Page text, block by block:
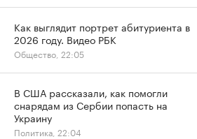
Как выглядит портрет абитуриента в
2026 году. Видео РБК
Общество, 22:05
В США рассказали, как помогли
снарядам из Сербии попасть на
Украину
Политика, 22:04